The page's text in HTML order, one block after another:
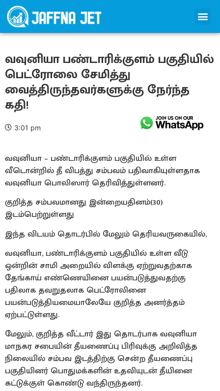
வவுனியா பண்டாரிக்குளம் பகுதியில்
பெட்ரோலை சேமித்து
வைத்திருந்தவர்களுக்கு நேர்ந்த
கதி!
3:01 pm
வவுனியா – பண்டாரிக்குளம் பகுதியில் உள்ள
வீடொன்றில் தீ விபத்து சம்பவம் பதிவாகியுள்ளதாக
வவுனியா பொலிஸார் தெரிவித்துள்ளனர்.
குறித்த சம்பவமானது இன்றையதினம்(30)
இடம்பெற்றுள்ளது
இந்த விடயம் தொடர்பில் மேலும் தெரியவருகையில்,
வவுனியா, பண்டாரிக்குளம் பகுதியில் உள்ள வீடு
ஒன்றின் சாமி அறையில் விளக்கு ஏற்றுவதற்காக
தேங்காய் எண்ணெயினை பயன்படுத்துவதற்கு
பதிலாக தவறுதலாக பெட்ரோலினை
பயன்படுத்தியமையாலேயே குறித்த அனர்த்தம்
ஏற்பட்டுள்ளது.
மேலும், குறித்த வீட்டார் இது தொடர்பாக வவுனியா
மாநகர சபையின் தீயணைப்பு பிரிவுக்கு அறிவித்த
நிலையில் சம்பவ இடத்திற்கு சென்ற தீயணைப்பு
பகுதியினர் பொதுமக்களின் உதவியுடன் தீயினை
கட்டுக்குள் கொண்டு வந்திருந்தனர்.